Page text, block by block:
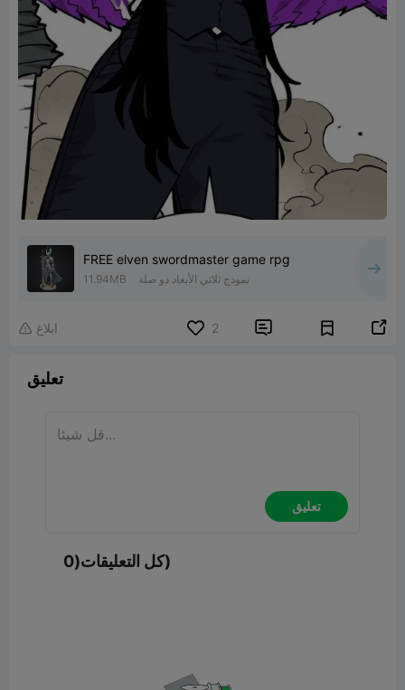
FREE elven swordmaster game rpg
11.94MB نموذج ثلاثي الأبعاد ذو صلة
 ابلاغ 2  
تعليق
تعليق
كل التعليقات(0)